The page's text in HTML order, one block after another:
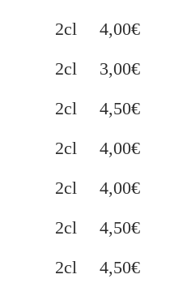
2cl
4,00€
2cl
3,00€
2cl
4,50€
2cl
4,00€
2cl
4,00€
2cl
4,50€
2cl
4,50€